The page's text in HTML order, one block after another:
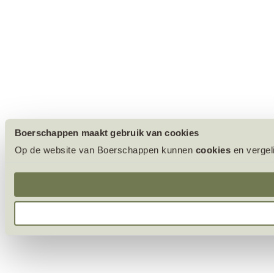
Boerschappen maakt gebruik van cookies
Op de website van Boerschappen kunnen cookies en